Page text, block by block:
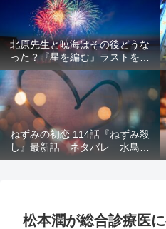
北原先生と暁海はその後どうな
った？『星を編む』ラストをネ
タバレ解説
ねずみの初恋 114話『ねずみ殺
し』最新話 ネタバレ 水鳥死
亡 鯆を殺すか
松本潤が総合診療医